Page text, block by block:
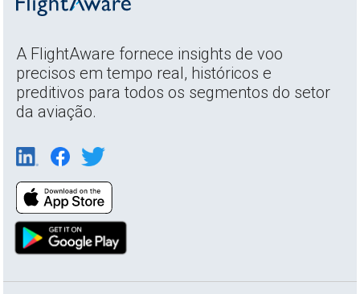
A FlightAware fornece insights de voo
precisos em tempo real, históricos e
preditivos para todos os segmentos do setor
da aviação.